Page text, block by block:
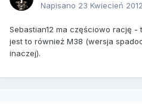
Napisano 23 Kwiecień 2012
Sebastian12 ma częściowo rację -
jest to również M38 (wersja
inaczej).